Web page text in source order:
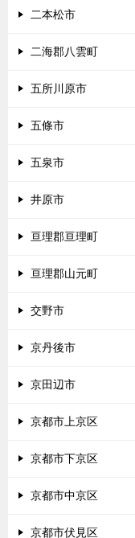
二本松市
二海郡八雲町
五所川原市
五條市
五泉市
井原市
亘理郡亘理町
亘理郡山元町
交野市
京丹後市
京田辺市
京都市上京区
京都市下京区
京都市中京区
京都市伏見区